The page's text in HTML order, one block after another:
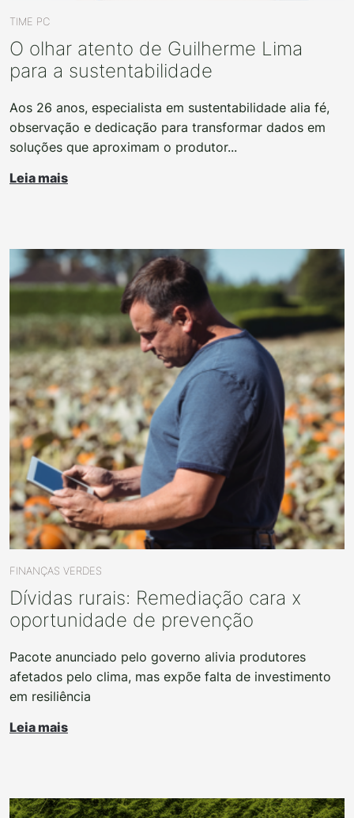
TIME PC
O olhar atento de Guilherme Lima
para a sustentabilidade
Aos 26 anos, especialista em sustentabilidade alia fé,
observação e dedicação para transformar dados em
soluções que aproximam o produtor...
Leia mais
FINANÇAS VERDES
Dívidas rurais: Remediação cara x
oportunidade de prevenção
Pacote anunciado pelo governo alivia produtores
afetados pelo clima, mas expõe falta de investimento
em resiliência
Leia mais